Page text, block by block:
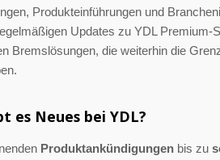
Produkteinführungen und
Updates zu YDL Premium-
Bremslösungen, die weiterhin die
es Neues bei YDL?
Produktankündigungen bis zu